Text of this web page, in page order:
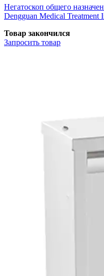
Негатоскоп общего
Dengguan Medical
Товар закончился
Запросить товар